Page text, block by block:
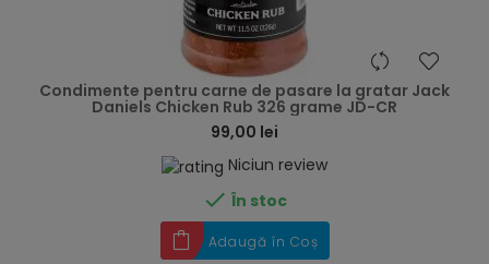
Condimente pentru carne de pasare la gratar Jack
Daniels Chicken Rub 326 grame JD-CR
99,00 lei
Niciun review
 În stoc
Adaugă în Coș